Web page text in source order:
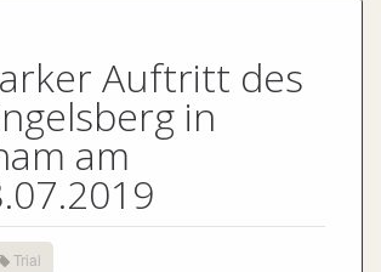
Auftritt des
in
am
Trial